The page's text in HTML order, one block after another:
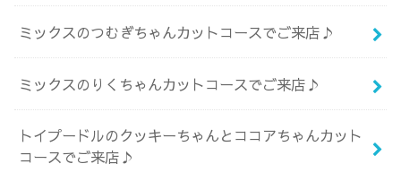
ミックスのつむぎちゃんカットコースでご来店♪
ミックスのりくちゃんカットコースでご来店♪
トイプードルのクッキーちゃんとココアちゃんカット
コースでご来店♪